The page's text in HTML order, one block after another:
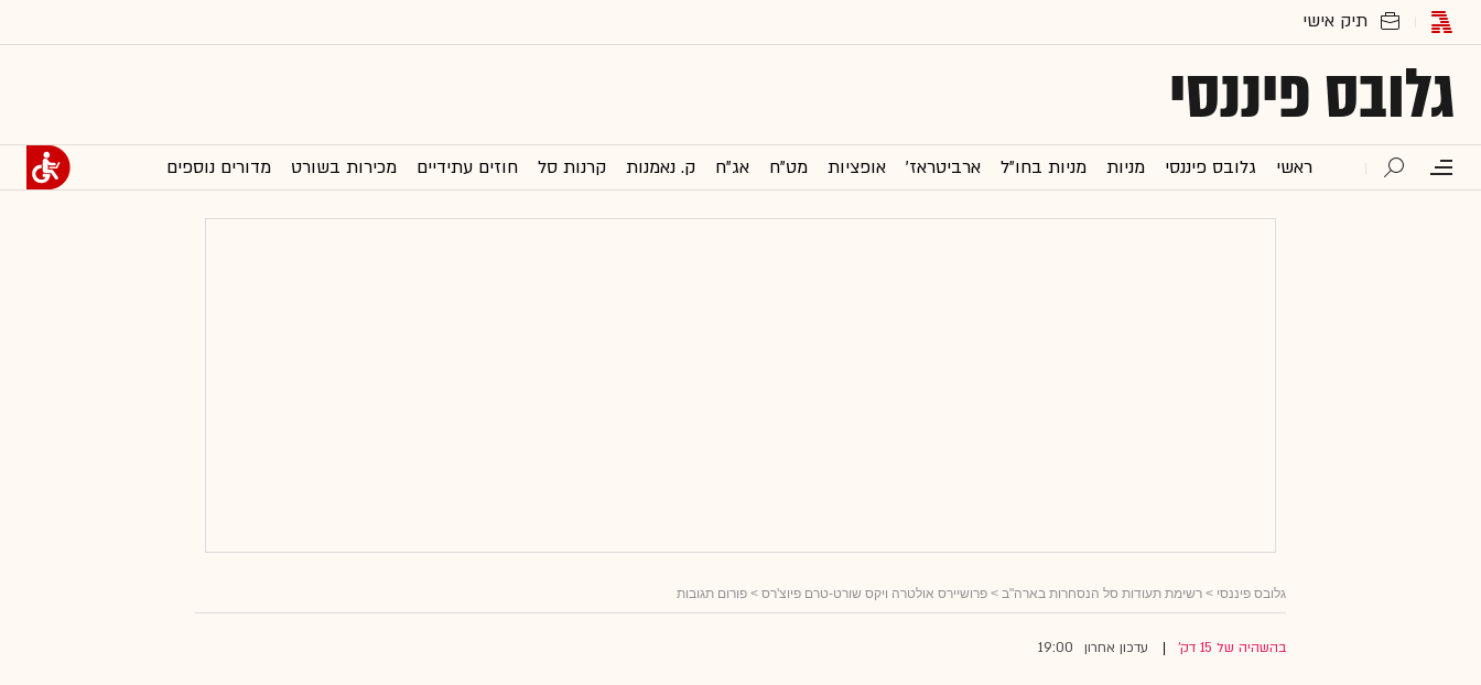
גלובס פיננסי
ראשי גלובס פיננסי מניות מניות בחו"ל ארביטראז' אופציות מט"ח אג"ח ק. נאמנות קרנות סל חוזים עתידיים מכירות בשורט מדורים נוספים
גלובס פיננסי > רשימת תעודות סל הנסחרות בארה"ב > פרושיירס אולטרה ויקס שורט-טרם פיוצ'רס > פורום תגובות
בהשהיה של 15 דק' עדכון אחרון 19:00